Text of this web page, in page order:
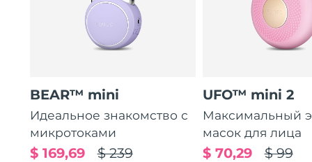
BEAR™ mini
Идеальное знакомство с
микротоками
$ 239
$ 169,69
UFO™ mini 2
Максимальный
масок для лица
$ 99
$ 70,29